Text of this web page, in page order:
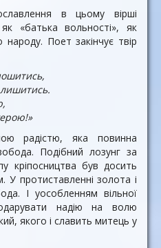
в цьому вірші
«батька вольності», як
народу. Поет закінчує твір
радістю, яка повинна
Подібний лозунг за
кріпосництва був досить
У протиставленні золота і
І уособленням вільної
надію на волю
якого і славить митець у